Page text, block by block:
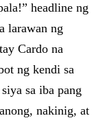
headline ng
larawan ng
Cardo na
ng kendi sa
sa iba pang
nakinig, at